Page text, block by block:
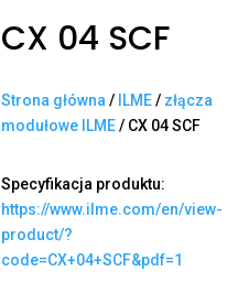
CX 04 SCF
Strona główna / ILME/ złącza
modułowe ILME/ CX 04 SCF
Specyfikacja produktu:
https://www.ilme.com/en/view-
product/?
code=CX+04+SCF&pdf=1